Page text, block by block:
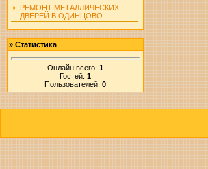
РЕМОНТ МЕТАЛЛИЧЕСКИХ
ДВЕРЕЙ В ОДИНЦОВО
» Статистика
Онлайн всего: 1
Гостей: 1
Пользователей: 0